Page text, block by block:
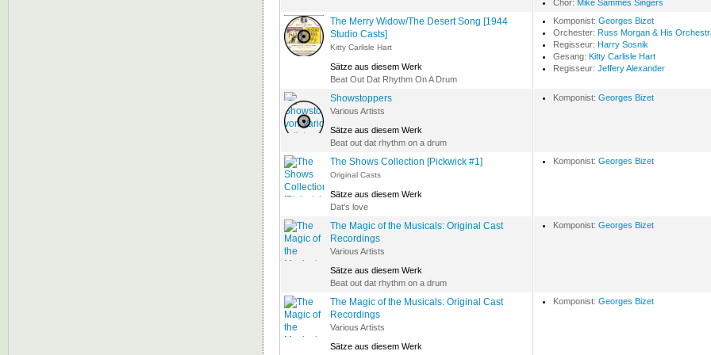
Chor: Mike Sammes Singers
The Merry Widow/The Desert Song [1944
Studio Casts]
Kitty Carlisle Hart
Sätze aus diesem Werk
Beat Out Dat Rhythm On A Drum
Komponist: Georges Bizet
Orchester: Russ Morgan & His
Regisseur: Harry Sosnik
Gesang: Kitty Carlisle Hart
Regisseur: Jeffery Alexander
Showstoppers
Various Artists
Sätze aus diesem Werk
Beat out dat rhythm on a drum
Komponist: Georges Bizet
The Shows Collection [Pickwick #1]
Original Casts
Sätze aus diesem Werk
Dat's love
Komponist: Georges Bizet
The Magic of the Musicals: Original Cast
Recordings
Various Artists
Sätze aus diesem Werk
Beat out dat rhythm on a drum
Komponist: Georges Bizet
The Magic of the Musicals: Original Cast
Recordings
Various Artists
Sätze aus diesem Werk
Komponist: Georges Bizet